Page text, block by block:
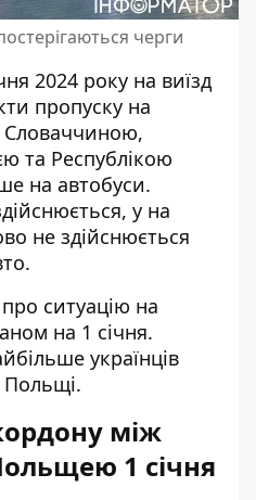
черги
2024 року на виїзд
пропуску на
та Республікою
на автобуси.
у на
не здійснюється
про ситуацію на
на 1 січня.
українців
між
1 січня